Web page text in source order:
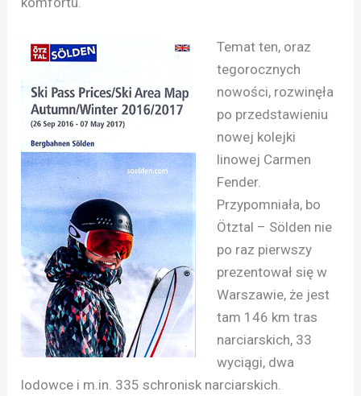
Temat ten, oraz
tegorocznych
nowości, rozwinęła
po przedstawieniu
nowej kolejki
linowej Carmen
Fender.
Przypomniała, bo
Ötztal – Sölden nie
po raz pierwszy
prezentował się w
Warszawie, że jest
tam 146 km tras
narciarskich, 33
wyciągi, dwa
lodowce i m.in. 335 schronisk narciarskich.